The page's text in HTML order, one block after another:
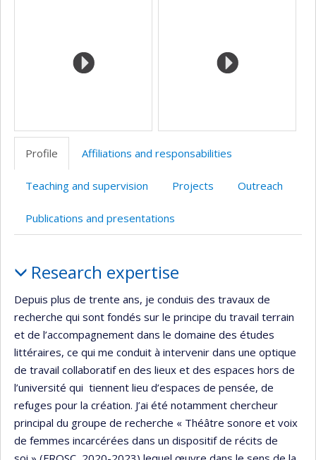
Profile Affiliations and responsabilities
Teaching and supervision Projects Outreach
Publications and presentations
Research expertise
Depuis plus de trente ans, je conduis des travaux de
recherche qui sont fondés sur le principe du travail terrain
et de l’accompagnement dans le domaine des études
littéraires, ce qui me conduit à intervenir dans une optique
de travail collaboratif en des lieux et des espaces hors de
l’université qui tiennent lieu d’espaces de pensée, de
refuges pour la création. J’ai été notamment chercheur
principal du groupe de recherche « Théâtre sonore et voix
de femmes incarcérées dans un dispositif de récits de